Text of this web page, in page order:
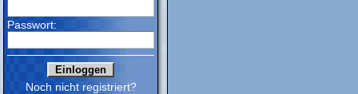
Passwort:
Noch nicht registriert?